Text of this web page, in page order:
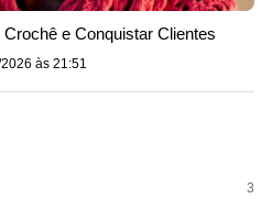
e Conquistar Clientes
às 21:51
3